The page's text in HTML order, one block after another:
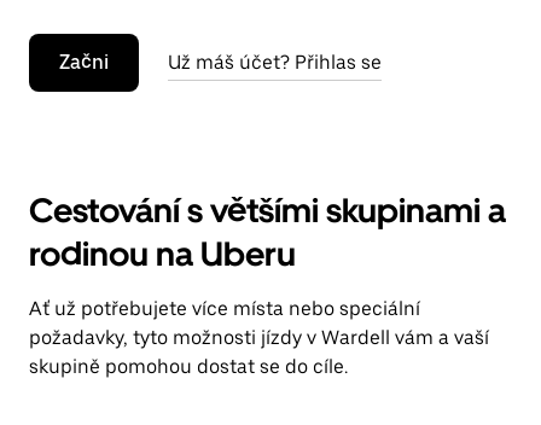
Začni Už máš účet? Přihlas se
Cestování s většími skupinami a
rodinou na Uberu
Ať už potřebujete více místa nebo speciální
požadavky, tyto možnosti jízdy v Wardell vám a vaší
skupině pomohou dostat se do cíle.